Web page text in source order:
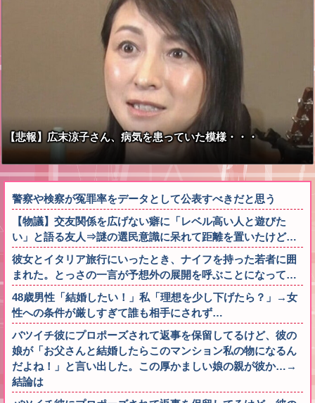
【悲報】広末涼子さん、病気を患っていた模様・・・
警察や検察が冤罪率をデータとして公表すべきだと思う
【物議】交友関係を広げない癖に「レベル高い人と遊びた
い」と語る友人⇒謎の選民意識に呆れて距離を置いたけど…
彼女とイタリア旅行にいったとき、ナイフを持った若者に囲
まれた。とっさの一言が予想外の展開を呼ぶことになって…
48歳男性「結婚したい！」私「理想を少し下げたら？」→女
性への条件が厳しすぎて誰も相手にされず…
バツイチ彼にプロポーズされて返事を保留してるけど、彼の
娘が「お父さんと結婚したらこのマンション私の物になるん
だよね！」と言い出した。この厚かましい娘の親が彼か…→
結論は